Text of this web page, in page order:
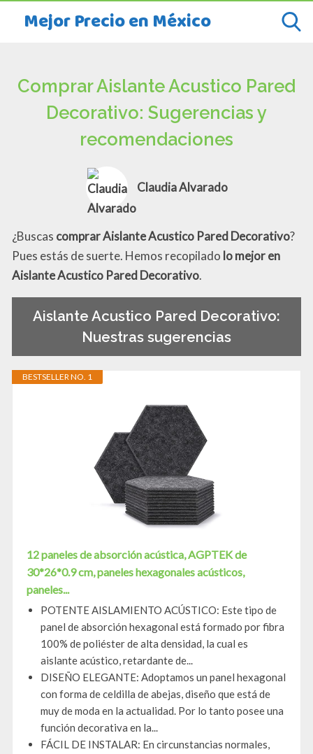
Mejor Precio en México
Comprar Aislante Acustico Pared
Decorativo: Sugerencias y
recomendaciones
Claudia Alvarado
¿Buscas comprar Aislante Acustico Pared Decorativo?
Pues estás de suerte. Hemos recopilado lo mejor en
Aislante Acustico Pared Decorativo.
Aislante Acustico Pared Decorativo:
Nuestras sugerencias
BESTSELLER NO. 1
12 paneles de absorción acústica, AGPTEK de
30*26*0.9 cm, paneles hexagonales acústicos,
paneles...
POTENTE AISLAMIENTO ACÚSTICO: Este tipo de
panel de absorción hexagonal está formado por fibra
100% de poliéster de alta densidad, la cual es
aislante acústico, retardante de...
DISEÑO ELEGANTE: Adoptamos un panel hexagonal
con forma de celdilla de abejas, diseño que está de
muy de moda en la actualidad. Por lo tanto posee una
función decorativa en la...
FÁCIL DE INSTALAR: En circunstancias normales,